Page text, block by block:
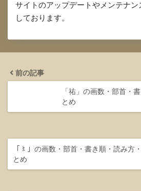
サイトのアップデートやメンテナン
しております。
前の記事
「祐」の画数・部首・
とめ
「〻」の画数・部首・書き順・読み方
とめ